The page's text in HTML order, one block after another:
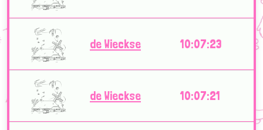
de Wieckse 10:07:23
de Wieckse 10:07:21